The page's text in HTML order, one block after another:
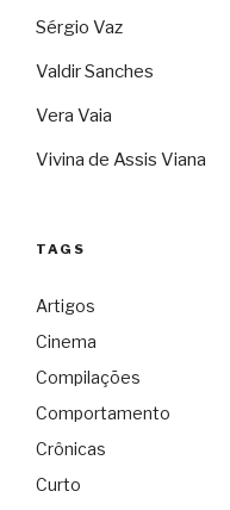
Sérgio Vaz
Valdir Sanches
Vera Vaia
Vivina de Assis Viana
TAGS
Artigos
Cinema
Compilações
Comportamento
Crônicas
Curto